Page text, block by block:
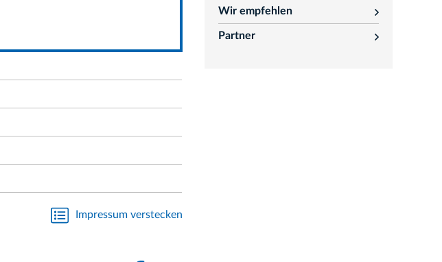
Impressum verstecken
Wir empfehlen
rozwiń
Partner
rozwiń